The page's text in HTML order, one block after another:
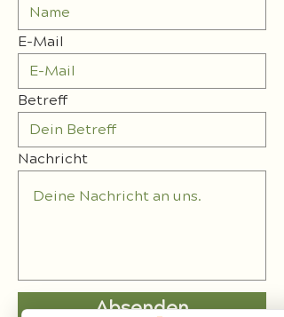
E-Mail
Betreff
Nachricht
Absenden